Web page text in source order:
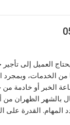
العميل إلى
من الخدمات،
الخبر أو خادمة
بالشهر الظهران
المهام. القدرة على